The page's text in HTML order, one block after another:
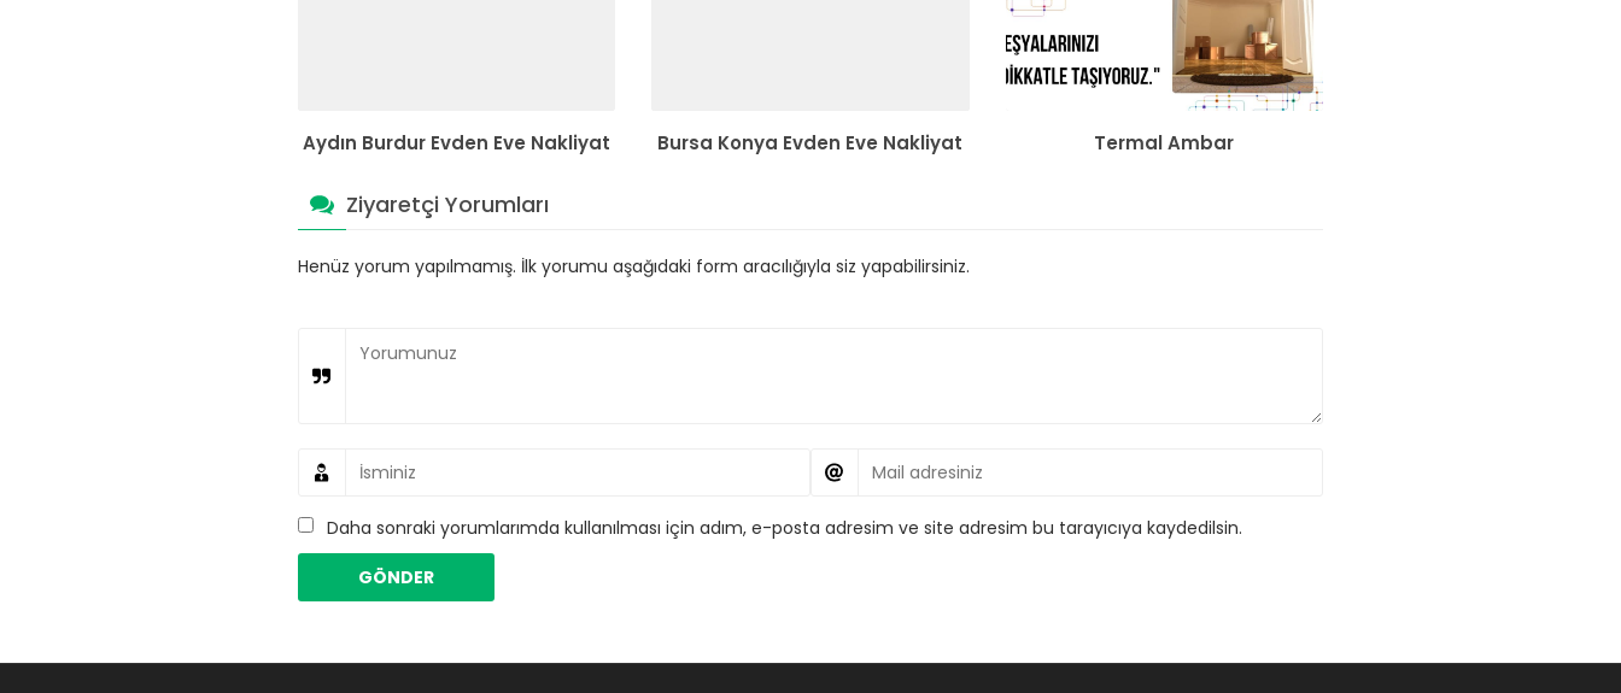
Aydın Burdur Evden Eve Nakliyat Bursa Konya Evden Eve Nakliyat Termal Ambar
Ziyaretçi Yorumları
Henüz yorum yapılmamış. İlk yorumu aşağıdaki form aracılığıyla siz yapabilirsiniz.
Daha sonraki yorumlarımda kullanılması için adım, e-posta adresim ve site adresim bu tarayıcıya kaydedilsin.